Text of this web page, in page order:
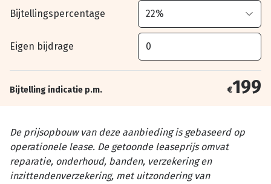
Bijtellingspercentage
Eigen bijdrage
Bijtelling indicatie p.m. €199
De prijsopbouw van deze aanbieding is gebaseerd op
operationele lease. De getoonde leaseprijs omvat
reparatie, onderhoud, banden, verzekering en
inzittendenverzekering, met uitzondering van